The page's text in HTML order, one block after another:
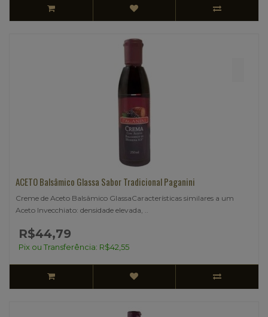
ACETO Balsâmico Glassa Sabor Tradicional Paganini
Creme de Aceto Balsâmico GlassaCaracterísticas similares a um
Aceto Invecchiato: densidade elevada, ..
R$44,79
Pix ou Transferência: R$42,55